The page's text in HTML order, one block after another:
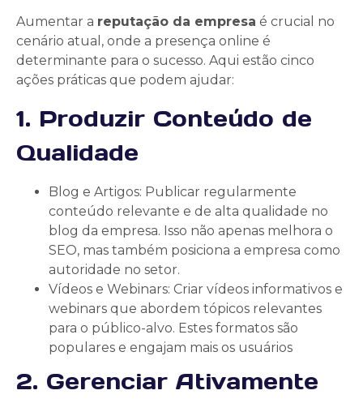
Aumentar a reputação da empresa é crucial no
cenário atual, onde a presença online é
determinante para o sucesso. Aqui estão cinco
ações práticas que podem ajudar:
1. Produzir Conteúdo de
Qualidade
Blog e Artigos: Publicar regularmente
conteúdo relevante e de alta qualidade no
blog da empresa. Isso não apenas melhora o
SEO, mas também posiciona a empresa como
autoridade no setor.
Vídeos e Webinars: Criar vídeos informativos e
webinars que abordem tópicos relevantes
para o público-alvo. Estes formatos são
populares e engajam mais os usuários
2. Gerenciar Ativamente